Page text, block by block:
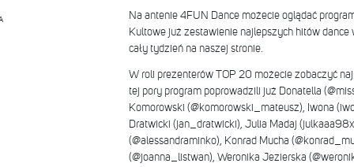
Na antenie 4FUN Dance możecie oglądać
Kultowe już zestawienie najlepszych hitów dance
cały tydzień na naszej stronie.
W roli prezenterów TOP 20 możecie zobaczyć
tej pory program poprowadzili już Donatella
Komorowski (@komorowski_mateusz), Iwona
Dratwicki (jan_dratwicki), Julia Madaj
(@alessandraminko), Konrad Mucha
(@joanna_listwan), Weronika Jezierska